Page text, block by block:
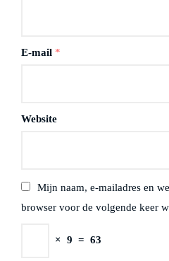
E-mail *
Website
Mijn naam, e-mailadres en
browser voor de volgende keer
× 9 = 63